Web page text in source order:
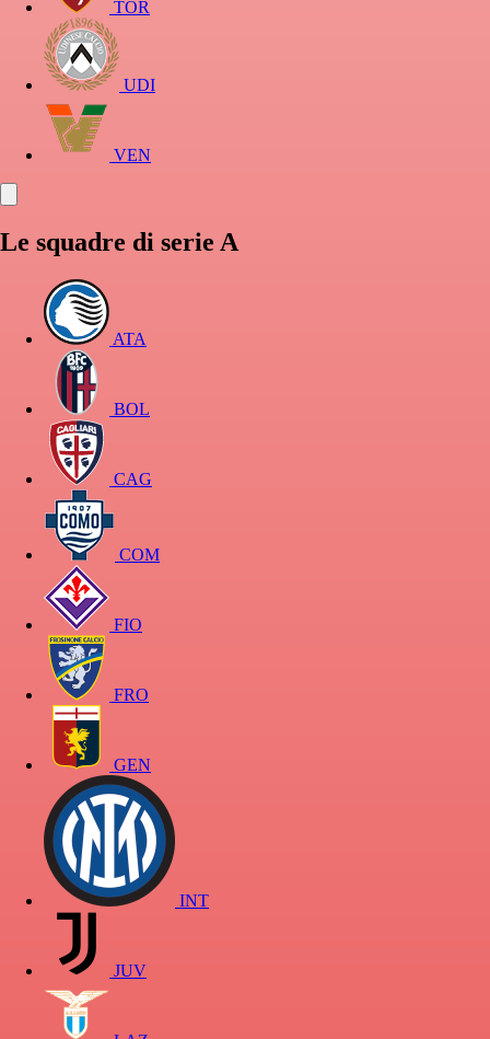
TOR
UDI
VEN
Le squadre di serie A
ATA
BOL
CAG
COM
FIO
FRO
GEN
INT
JUV